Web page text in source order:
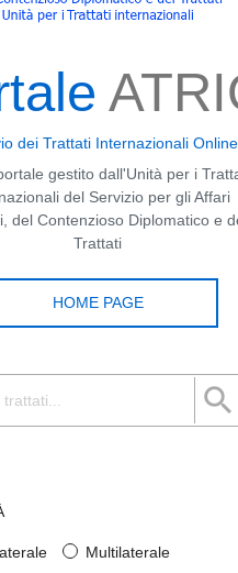
dei Trattati Internazionali Online
gestito dall'Unità per i
del Servizio per gli Affari
del Contenzioso Diplomatico e
Trattati
HOME PAGE
search
Multilaterale